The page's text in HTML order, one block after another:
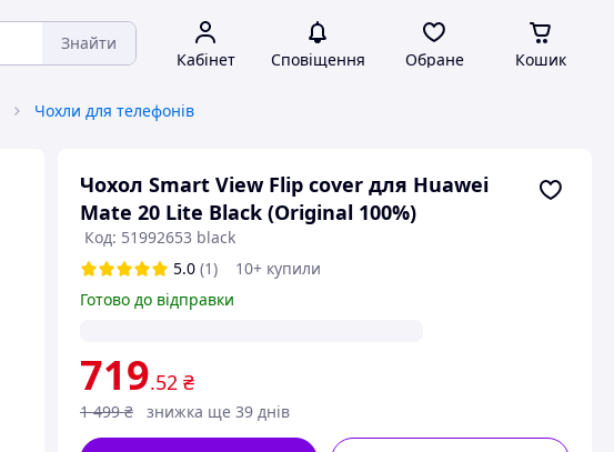
Знайти
Кабінет Сповіщення Обране Кошик
Чохли для телефонів
Чохол Smart View Flip cover для Huawei
Mate 20 Lite Black (Original 100%)
Код: 51992653 black
5.0 (1)
10+ купили
Готово до відправки
719.52 ₴
1 499 ₴ знижка ще 39 днів